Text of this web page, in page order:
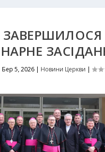
ЗАВЕРШИЛОСЯ
Бер 5, 2026 | Новини Церкви |